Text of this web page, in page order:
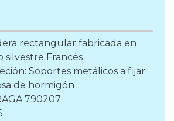
rectangular fabricada en
silvestre Francés
Soportes metálicos a fijar
de hormigón
790207